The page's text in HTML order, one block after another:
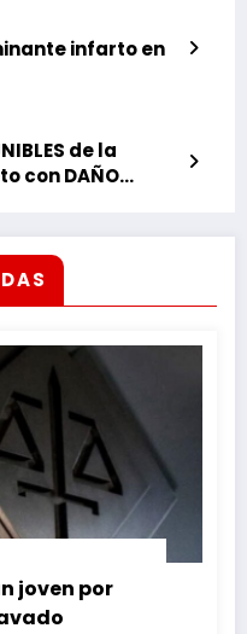
infarto en
de la
con DAÑO
joven por